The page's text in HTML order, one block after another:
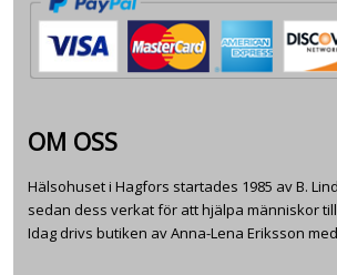
OM OSS
Hälsohuset i Hagfors startades 1985 av B.
sedan dess verkat för att hjälpa människor
Idag drivs butiken av Anna-Lena Eriksson